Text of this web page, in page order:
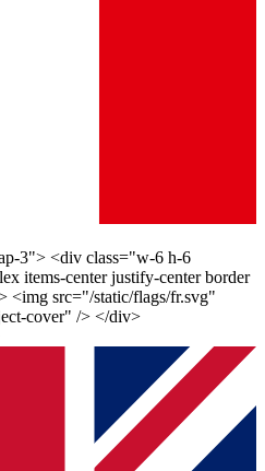
3"> <div class="w-6 h-6
items-center justify-center border
<img src="/static/flags/fr.svg"
cover" /> </div>